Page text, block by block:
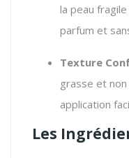
la peau
parfum et
Texture
grasse et
application
Les